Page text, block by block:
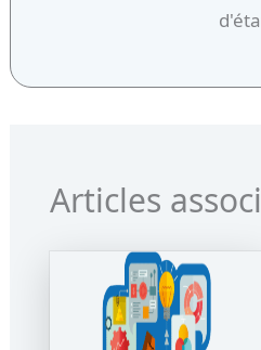
Articles